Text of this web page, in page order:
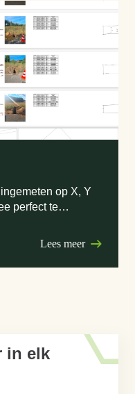
op X, Y
perfect te
Lees meer
in elk